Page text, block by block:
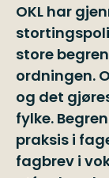
OKL har
store
ordningen.
og det
fylke.
praksis i
fagbrev i